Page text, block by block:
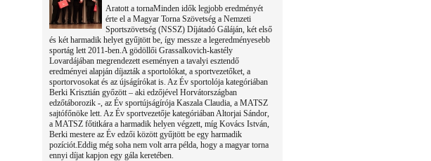
Aratott a tornaMinden idők legjobb eredményét
érte el a Magyar Torna Szövetség a Nemzeti
Sportszövetség (NSSZ) Díjátadó Gáláján, két első
és két harmadik helyet gyűjtött be, így messze a legeredményesebb
sportág lett 2011-ben.A gödöllői Grassalkovich-kastély
Lovardájában megrendezett eseményen a tavalyi esztendő
eredményei alapján díjazták a sportolókat, a sportvezetőket, a
sportorvosokat és az újságírókat is. Az Év sportolója kategóriában
Berki Krisztián győzött – aki edzőjével Horvátországban
edzőtáborozik -, az Év sportújságírója Kaszala Claudia, a MATSZ
sajtófőnöke lett. Az Év sportvezetője kategóriában Altorjai Sándor,
a MATSZ főtitkára a harmadik helyen végzett, míg Kovács István,
Berki mestere az Év edzői között gyűjtött be egy harmadik
pozíciót.Eddig még soha nem volt arra példa, hogy a magyar torna
ennyi díjat kapjon egy gála keretében.